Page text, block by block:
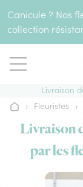
Canicule ? Nos
collection
Livraison
Accueil
› Fleuristes ›
Livraison
par les